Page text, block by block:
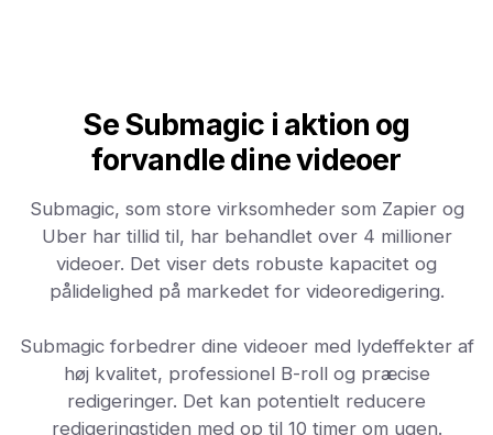
Se Submagic i aktion og
forvandle dine videoer
Submagic, som store virksomheder som Zapier og
Uber har tillid til, har behandlet over 4 millioner
videoer. Det viser dets robuste kapacitet og
pålidelighed på markedet for videoredigering.
Submagic forbedrer dine videoer med lydeffekter af
høj kvalitet, professionel B-roll og præcise
redigeringer. Det kan potentielt reducere
redigeringstiden med op til 10 timer om ugen.